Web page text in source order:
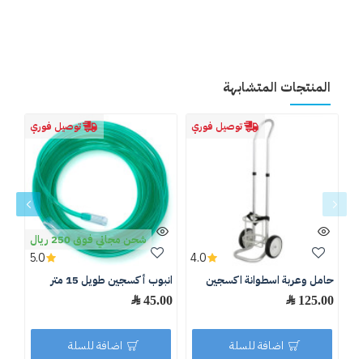
المنتجات المتشابهة
توصيل فوري
حامل وعربة اسطوانة اكسجين
125.00 ﷼
4.0
اضافة للسلة
توصيل فوري
شحن مجاني فوق 250 ريال
انبوب أكسجين طويل 15 متر
45.00 ﷼
5.0
اضافة للسلة